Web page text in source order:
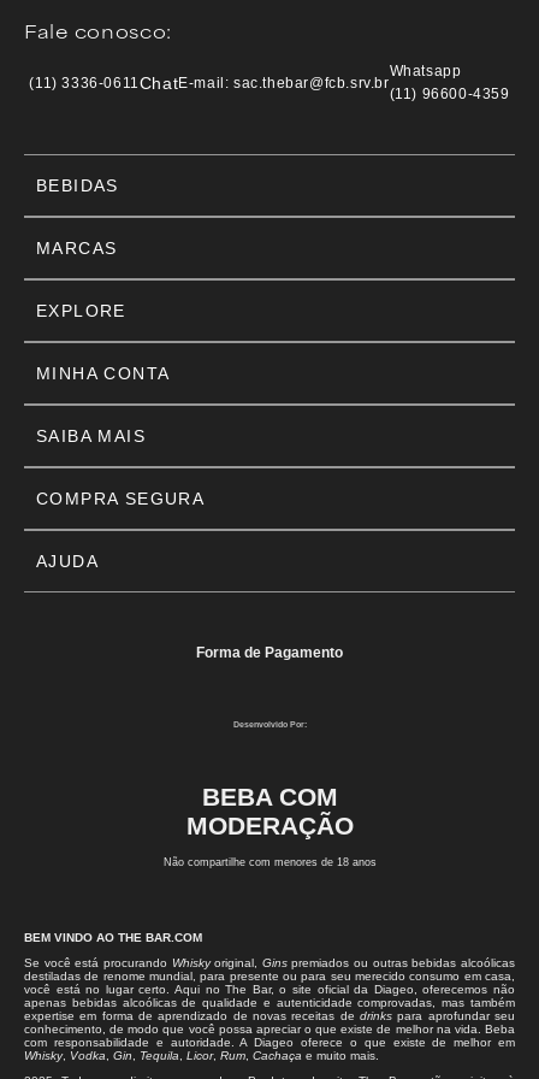
Fale conosco:
(11) 3336-0611ChatE-mail: sac.thebar@fcb.srv.br
Whatsapp
(11) 96600-4359
BEBIDAS
MARCAS
EXPLORE
MINHA CONTA
SAIBA MAIS
COMPRA SEGURA
AJUDA
Forma de Pagamento
Desenvolvido Por:
BEBA COM
MODERAÇÃO
Não compartilhe com menores de 18 anos
BEM VINDO AO THE BAR.COM
Se você está procurando Whiskyoriginal, Ginspremiados ou outras bebidas alcoólicas
destiladas de renome mundial, para presente ou para seu merecido consumo em casa,
você está no lugar certo. Aqui no The Bar, o site oficial da Diageo, oferecemos não
apenas bebidas alcoólicas de qualidade e autenticidade comprovadas, mas também
expertise em forma de aprendizado de novas receitas de drinks para aprofundar seu
conhecimento, de modo que você possa apreciar o que existe de melhor na vida. Beba
com responsabilidade e autoridade. A Diageo oferece o que existe de melhor em
Whisky, Vodka Gin Tequila Licor, Rum Cachaça e muito mais.